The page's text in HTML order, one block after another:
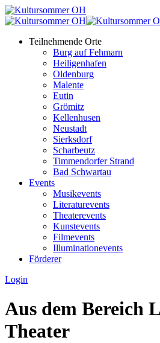
Teilnehmende Orte
Burg auf Fehmarn
Heiligenhafen
Oldenburg
Malente
Eutin
Grömitz
Kellenhusen
Neustadt
Sierksdorf
Scharbeutz
Timmendorfer Strand
Bad Schwartau
Events
Musikevents
Literaturevents
Theaterevents
Kunstevents
Filmevents
Illuminationevents
Förderer
Login
Aus dem Bereich
Theater